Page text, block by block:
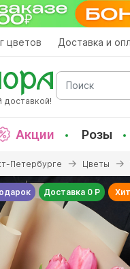
цветов Доставка и
доставкой!
Поиск
Акции Розы
Петербурге Цветы
Доставка 0 Р Хит